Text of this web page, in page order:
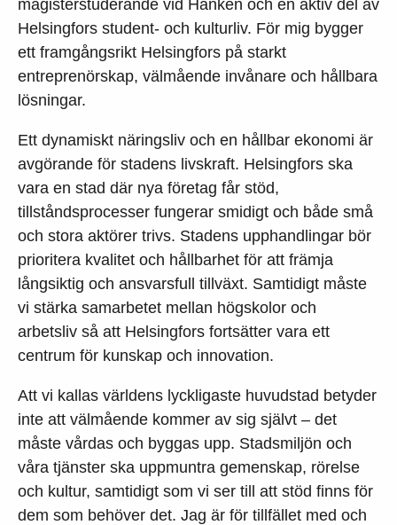
magisterstuderande vid Hanken och en aktiv del av
Helsingfors student- och kulturliv. För mig bygger
ett framgångsrikt Helsingfors på starkt
entreprenörskap, välmående invånare och hållbara
lösningar.
Ett dynamiskt näringsliv och en hållbar ekonomi är
avgörande för stadens livskraft. Helsingfors ska
vara en stad där nya företag får stöd,
tillståndsprocesser fungerar smidigt och både små
och stora aktörer trivs. Stadens upphandlingar bör
prioritera kvalitet och hållbarhet för att främja
långsiktig och ansvarsfull tillväxt. Samtidigt måste
vi stärka samarbetet mellan högskolor och
arbetsliv så att Helsingfors fortsätter vara ett
centrum för kunskap och innovation.
Att vi kallas världens lyckligaste huvudstad betyder
inte att välmående kommer av sig självt – det
måste vårdas och byggas upp. Stadsmiljön och
våra tjänster ska uppmuntra gemenskap, rörelse
och kultur, samtidigt som vi ser till att stöd finns för
dem som behöver det. Jag är för tillfället med och